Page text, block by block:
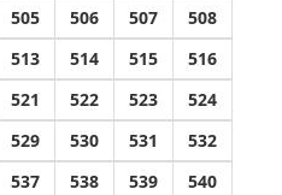
505 506 507
508
513 514 515
516
521 522 523
524
529 530 531
532
537 538 539
540